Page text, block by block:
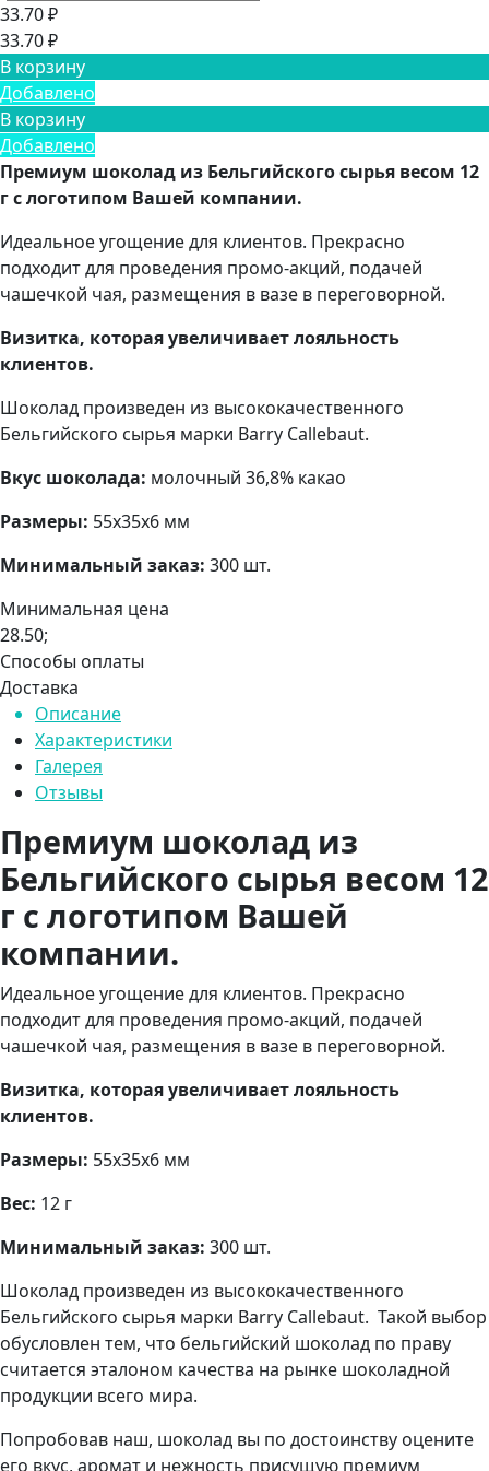
33.70 ₽
33.70 ₽
В корзину
Добавлено
В корзину
Добавлено
Премиум шоколад из Бельгийского сырья весом 12
г с логотипом Вашей компании.
Идеальное угощение для клиентов. Прекрасно
подходит для проведения промо-акций, подачей
чашечкой чая, размещения в вазе в переговорной.
Визитка, которая увеличивает лояльность
клиентов.
Шоколад произведен из высококачественного
Бельгийского сырья марки Barry Callebaut.
Вкус шоколада: молочный 36,8% какао
Размеры: 55х35х6 мм
Минимальный заказ: 300 шт.
Минимальная цена
28.50;
Способы оплаты
Доставка
Описание
Характеристики
Галерея
Отзывы
Премиум шоколад из
Бельгийского сырья весом 12
г с логотипом Вашей
компании.
Идеальное угощение для клиентов. Прекрасно
подходит для проведения промо-акций, подачей
чашечкой чая, размещения в вазе в переговорной.
Визитка, которая увеличивает лояльность
клиентов.
Размеры: 55х35х6 мм
Вес: 12 г
Минимальный заказ: 300 шт.
Шоколад произведен из высококачественного
Бельгийского сырья марки Barry Callebaut. Такой выбор
обусловлен тем, что бельгийский шоколад по праву
считается эталоном качества на рынке шоколадной
продукции всего мира.
Попробовав наш, шоколад вы по достоинству оцените
его вкус, аромат и нежность присущую премиум